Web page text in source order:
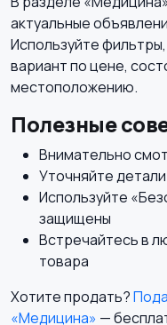
Образование и наука
Перевозки, склад,
Производство
актуальные
Используйте
вариант по цене,
местоположению.
Полезные
Внимательно
Уточняйте
Используйте
защищены
Встречайтесь в
товара
Хотите продать?
«Медицина» —